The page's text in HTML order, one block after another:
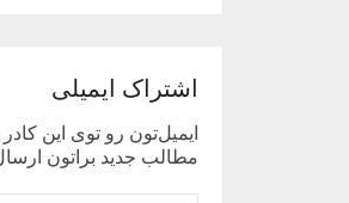
اشتراک ایمیلی
ایمیل‌تون رو توی این کادر
مطالب جدید براتون